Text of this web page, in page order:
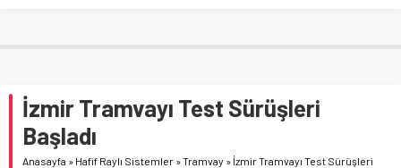
İzmir Tramvayı Test Sürüşleri
Başladı
Anasayfa » Hafif Raylı Sistemler »Tramvay » İzmir Tramvayı Test Sürüşleri